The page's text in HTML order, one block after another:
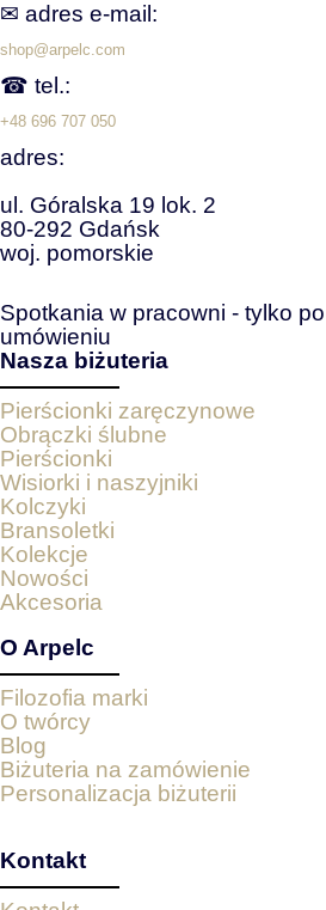
✉ adres e‑mail:
shop@arpelc.com
☎ tel.:
+48 696 707 050
adres:
ul. Góralska 19 lok. 2
80-292 Gdańsk
woj. pomorskie
Spotkania w pracowni - tylko
umówieniu
Nasza biżuteria
Pierścionki zaręczynowe
Obrączki ślubne
Pierścionki
Wisiorki i naszyjniki
Kolczyki
Bransoletki
Kolekcje
Nowości
Akcesoria
O Arpelc
Filozofia marki
O twórcy
Blog
Biżuteria na zamówienie
Personalizacja biżuterii
Kontakt